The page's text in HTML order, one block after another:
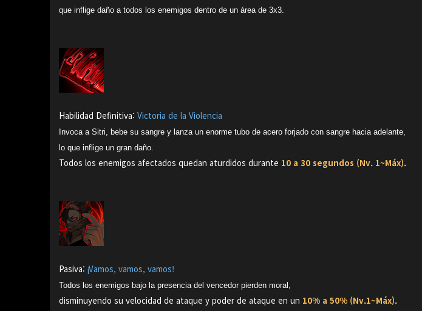
que inflige daño a todos los enemigos dentro de un área de 3x3.
Habilidad Definitiva:Victoria de la Violencia
Invoca a Sitri, bebe su sangre y lanza un enorme tubo de acero forjado con sangre hacia adelante,
lo que inflige un gran daño.
Todos los enemigos afectados quedan aturdidos durante 10 a 30 segundos (Nv. 1~Máx).
Pasiva: ¡Vamos, vamos, vamos!
Todos los enemigos bajo la presencia del vencedor pierden moral,
disminuyendo su velocidad de ataque y poder de ataque en un 10% a 50% (Nv.1~Máx).